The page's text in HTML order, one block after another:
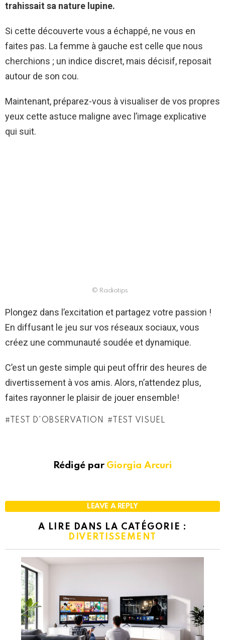
trahissait sa nature lupine.
Si cette découverte vous a échappé, ne vous en
faites pas. La femme à gauche est celle que nous
cherchions ; un indice discret, mais décisif, reposait
autour de son cou.
Maintenant, préparez-vous à visualiser de vos propres
yeux cette astuce maligne avec l’image explicative
qui suit.
© Radiotips
Plongez dans l’excitation et partagez votre passion !
En diffusant le jeu sur vos réseaux sociaux, vous
créez une communauté soudée et dynamique.
C’est un geste simple qui peut offrir des heures de
divertissement à vos amis. Alors, n’attendez plus,
faites rayonner le plaisir de jouer ensemble!
TEST D'OBSERVATION TEST VISUEL
Rédigé par Giorgia Arcuri
LEAVE A REPLY
A LIRE DANS LA CATÉGORIE :
DIVERTISSEMENT